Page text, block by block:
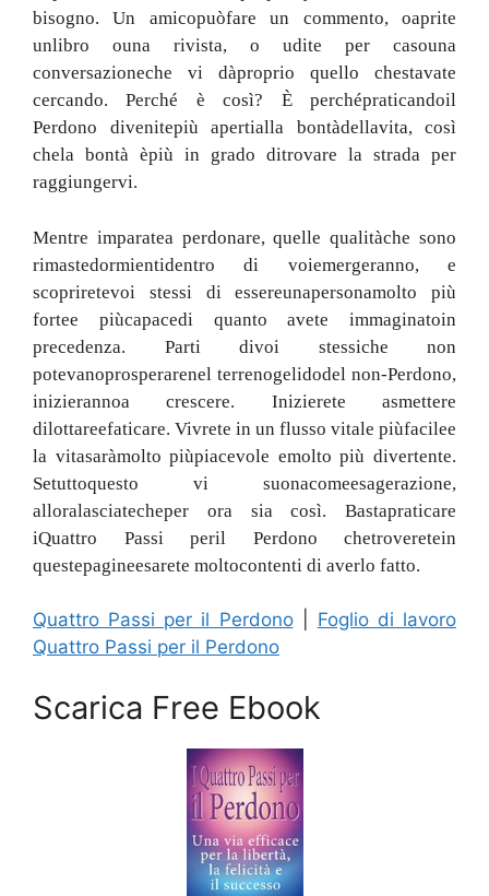
bisogno.Un amicopuòfare un commento,oaprite
unlibro ouna rivista, o udite per casouna
conversazioneche vi dàproprio quello chestavate
cercando.Perché è così? È perchépraticandoil
Perdono divenitepiù apertialla bontàdellavita, così
chela bontà èpiù in grado ditrovare la strada per
raggiungervi.
Mentre imparatea perdonare,quelle qualitàche sono
rimastedormientidentro di voiemergeranno,e
scopriretevoi stessi di essereunapersonamolto più
fortee piùcapacedi quanto avete immaginatoin
precedenza. Parti divoi stessiche non
potevanoprosperarenel terrenogelidodel non-Perdono,
inizierannoa crescere. Inizierete asmettere
dilottareefaticare. Vivrete in un flusso vitale piùfacilee
la vitasaràmolto piùpiacevole emolto più divertente.
Setuttoquesto vi suonacomeesagerazione,
alloralasciatecheper ora sia così. Bastapraticare
iQuattro Passi peril Perdono chetroveretein
questepagineesarete moltocontenti di averlo fatto.
Quattro Passi per il Perdono| Foglio di lavoro
Quattro Passi per il Perdono
Scarica Free Ebook